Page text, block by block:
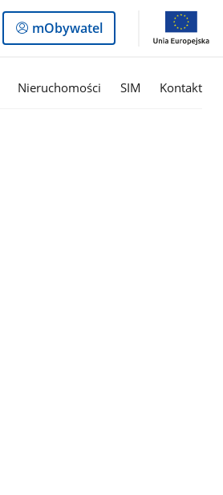
Logowanie
do
mObywatel
Nieruchomości SIM Kontakt